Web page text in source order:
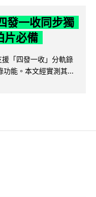
發一收同步獨
片必備
「四發一收」分軌錄
能。本文經實測其...